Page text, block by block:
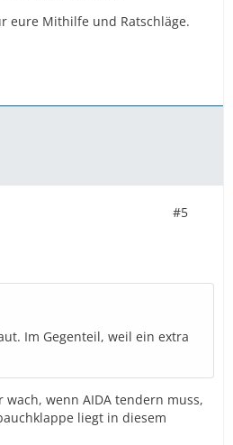
eure Mithilfe und Ratschläge.
#5
Im Gegenteil, weil ein extra
wenn AIDA tendern muss,
liegt in diesem